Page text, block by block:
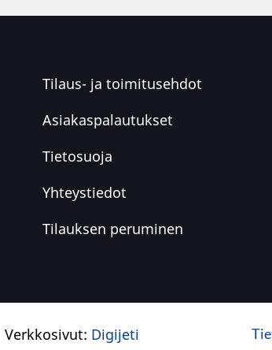
Tilaus- ja toimitusehdot
Asiakaspalautukset
Tietosuoja
Yhteystiedot
Tilauksen peruminen
Verkkosivut: Digijeti